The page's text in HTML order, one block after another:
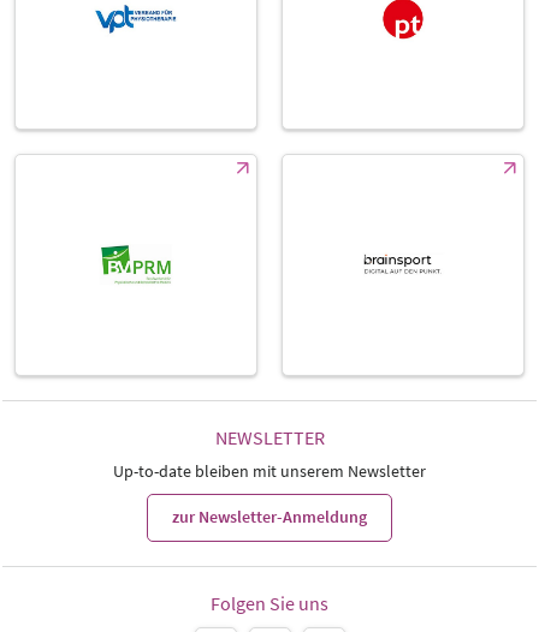
NEWSLETTER
Up-to-date bleiben mit unserem Newsletter
zur Newsletter-Anmeldung
Folgen Sie uns